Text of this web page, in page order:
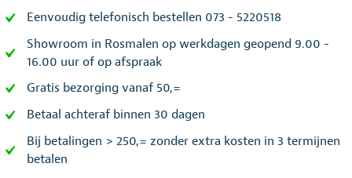
Eenvoudig telefonisch bestellen 073 - 5220518
Showroom in Rosmalen op werkdagen geopend 9.00 -
16.00 uur of op afspraak
Gratis bezorging vanaf 50,=
Betaal achteraf binnen 30 dagen
Bij betalingen > 250,= zonder extra kosten in 3 termijnen
betalen